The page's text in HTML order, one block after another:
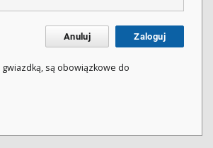
Anuluj Zaloguj
są obowiązkowe do